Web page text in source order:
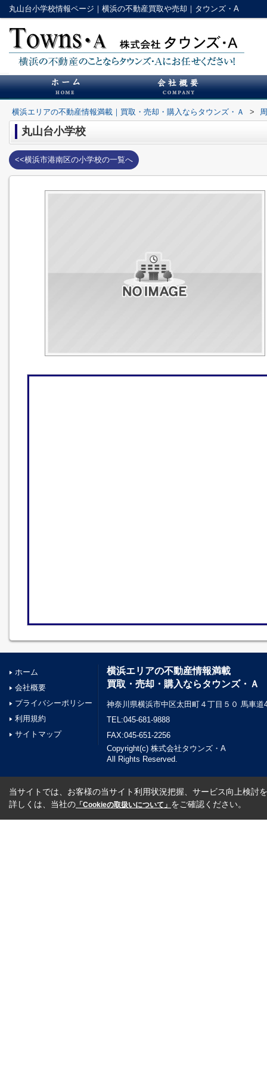
丸山台小学校情報ページ｜横浜の不動産買取や売却｜タウンズ・A
横浜エリアの不動産情報満載｜買取・売却・購入ならタウンズ・Ａ >
丸山台小学校
<<横浜市港南区の小学校の一覧へ
ホーム
会社概要
プライバシーポリシー
利用規約
サイトマップ
横浜エリアの不動産情報満載
買取・売却・購入ならタウンズ・Ａ
神奈川県横浜市中区太田町４丁目５０ 馬車道
TEL:045-681-9888
FAX:045-651-2256
Copyright(c) 株式会社タウンズ・A
All Rights Reserved.
当サイトでは、お客様の当サイト利用状況把握、サービス向上検討
詳しくは、当社の 「Cookieの取扱いについて」 をご確認ください。